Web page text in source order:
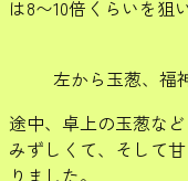
は8〜10倍くらいを狙
左から玉葱、福
途中、卓上の玉葱な
みずしくて、そして
りました。